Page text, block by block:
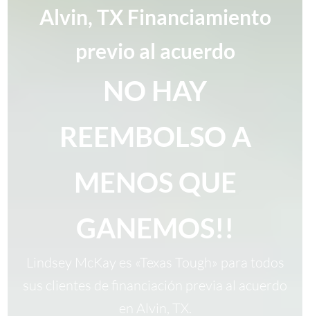
Alvin, TX Financiamiento
previo al acuerdo
NO HAY
REEMBOLSO A
MENOS QUE
GANEMOS!!
Lindsey McKay es «Texas Tough» para todos
sus clientes de financiación previa al acuerdo
en Alvin, TX.